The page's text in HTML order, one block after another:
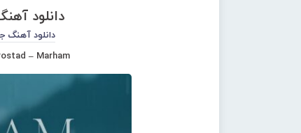
دانلود
دانلود آهنگ
– Marham